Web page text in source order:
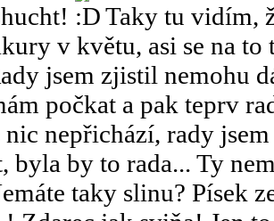
Taky tu vidím,
v květu, asi se na to
jsem zjistil nemohu
počkat a pak teprv
nepřichází, rady
byla by to rada... Ty
taky slinu? Písek